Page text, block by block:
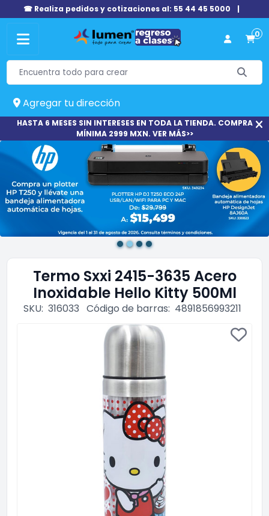
☎ Realiza pedidos y cotizaciones al: 55 44 45 5000 |
0
Agregar tu dirección
HASTA 6 MESES SIN INTERESES EN TODA LA TIENDA. COMPRA
MÍNIMA 2999 MXN. VER MÁS>>
Termo Sxxi 2415-3635 Acero
Inoxidable Hello Kitty 500Ml
SKU: 316033 Código de barras: 4891856993211